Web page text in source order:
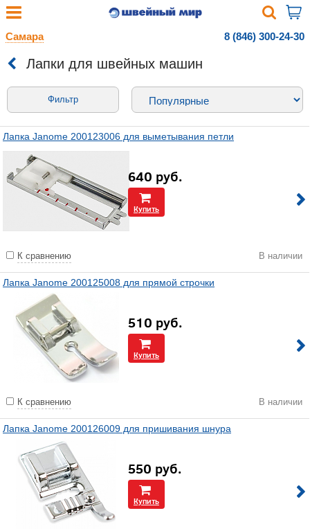
Самара 8 (846) 300-24-30
Лапки для швейных машин
Фильтр
Лапка Janome 200123006 для выметывания петли
640 руб.
Купить
К сравнению В наличии
Лапка Janome 200125008 для прямой строчки
510 руб.
Купить
К сравнению В наличии
Лапка Janome 200126009 для пришивания шнура
550 руб.
Купить